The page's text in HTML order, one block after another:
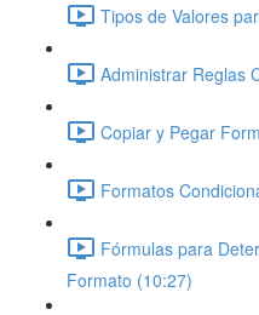
Tipos de Valores
Administrar Reglas
Copiar y Pegar
Formatos
Fórmulas para
Formato (10:27)